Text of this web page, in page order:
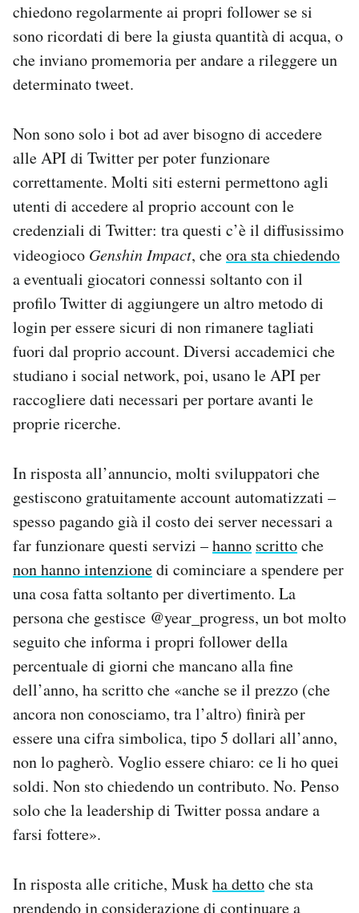
chiedono regolarmente ai propri follower se si
sono ricordati di bere la giusta quantità di acqua, o
che inviano promemoria per andare a rileggere un
determinato tweet.
Non sono solo i bot ad aver bisogno di accedere
alle API di Twitter per poter funzionare
correttamente. Molti siti esterni permettono agli
utenti di accedere al proprio account con le
credenziali di Twitter: tra questi c’è il diffusissimo
videogioco Genshin Impact, cheora sta chiedendo
a eventuali giocatori connessi soltanto con il
profilo Twitter di aggiungere un altro metodo di
login per essere sicuri di non rimanere tagliati
fuori dal proprio account. Diversi accademici che
studiano i social network, poi, usano le API per
raccogliere dati necessari per portare avanti le
proprie ricerche.
In risposta all’annuncio, molti sviluppatori che
gestiscono gratuitamente account automatizzati –
spesso pagando già il costo dei server necessari a
far funzionare questi servizi –hanno scrittoche
non hanno intenzionedi cominciare a spendere per
una cosa fatta soltanto per divertimento. La
persona che gestisce @year_progress, un bot molto
seguito che informa i propri follower della
percentuale di giorni che mancano alla fine
dell’anno, ha scritto che «anche se il prezzo (che
ancora non conosciamo, tra l’altro) finirà per
essere una cifra simbolica, tipo 5 dollari all’anno,
non lo pagherò. Voglio essere chiaro: ce li ho quei
soldi. Non sto chiedendo un contributo. No. Penso
solo che la leadership di Twitter possa andare a
farsi fottere».
In risposta alle critiche, Muskha dettoche sta
prendendo in considerazione di continuare a